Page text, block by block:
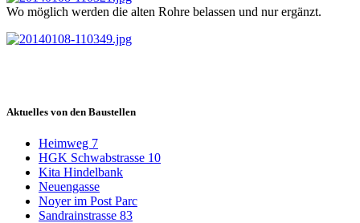
Wo möglich werden die alten Rohre belassen und nur ergänzt.
Aktuelles von den Baustellen
Heimweg 7
HGK Schwabstrasse 10
Kita Hindelbank
Neuengasse
Noyer im Post Parc
Sandrainstrasse 83